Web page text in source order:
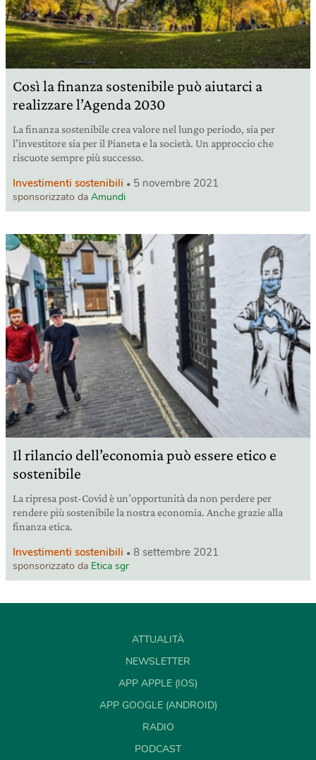
Così la finanza sostenibile può aiutarci a
realizzare l’Agenda 2030
La finanza sostenibile crea valore nel lungo periodo, sia per
l’investitore sia per il Pianeta e la società. Un approccio che
riscuote sempre più successo.
Investimenti sostenibili 5 novembre 2021
sponsorizzato da Amundi
Il rilancio dell’economia può essere etico e
sostenibile
La ripresa post-Covid è un’opportunità da non perdere per
rendere più sostenibile la nostra economia. Anche grazie alla
finanza etica.
Investimenti sostenibili 8 settembre 2021
sponsorizzato da Etica sgr
ATTUALITÀ
NEWSLETTER
APP APPLE (IOS)
APP GOOGLE (ANDROID)
RADIO
PODCAST